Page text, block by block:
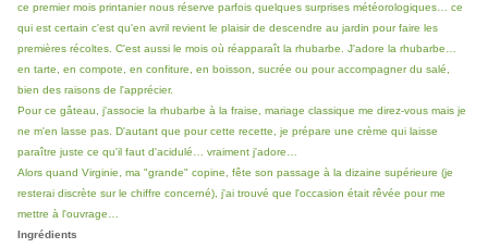
ce premier mois printanier nous réserve parfois quelques surprises météorologiques… ce
qui est certain c'est qu'en avril revient le plaisir de descendre au jardin pour faire les
premières récoltes. C'est aussi le mois où réapparaît la rhubarbe. J'adore la rhubarbe…
en tarte, en compote, en confiture, en boisson, sucrée ou pour accompagner du salé,
bien des raisons de l'apprécier.
Pour ce gâteau, j'associe la rhubarbe à la fraise, mariage classique me direz-vous mais je
ne m'en lasse pas. D'autant que pour cette recette, je prépare une crème qui laisse
paraître juste ce qu'il faut d'acidulé… vraiment j'adore…
Alors quand Virginie, ma "grande" copine, fête son passage à la dizaine supérieure (je
resterai discrète sur le chiffre concerné), j'ai trouvé que l'occasion était rêvée pour me
mettre à l'ouvrage…
Ingrédients